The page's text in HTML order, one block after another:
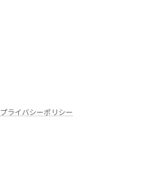
プライバシーポリシー